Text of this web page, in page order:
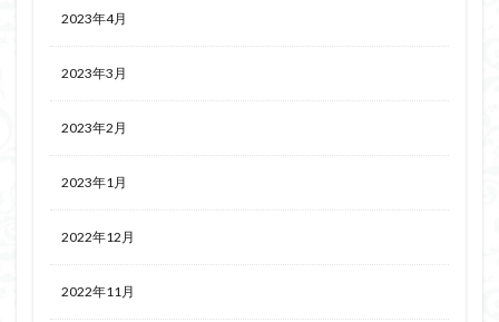
2023年4月
2023年3月
2023年2月
2023年1月
2022年12月
2022年11月